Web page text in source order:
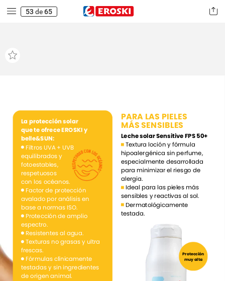
53 de65
Laprotecciónsolar
queteofreceEROSKIy
belle&SUN:
FiltrosUVA + UVB
equilibrados y
fotoestables,
respetuosos
con los océanos.
Factor de protección
avaladoporanálisisen
basea normas ISO.
Protecciónde amplio
espectro.
Resistentesal agua.
Texturasnograsasy ultra
frescas.
Fórmulas clínicamente
testadasy siningredientes
deorigen animal.
PARA LAS PIELES
MÁSSENSIBLES
LechesolarSensitiveFPS50+
Textura lociónyfórmula
hipoalergénica sin perfume,
especialmente desarrollada
para minimizarel riesgo de
alergia.
Ideal para las pielesmás
sensibles yreactivasal sol.
Dermatológicamente
testada.
Protección
muyalta